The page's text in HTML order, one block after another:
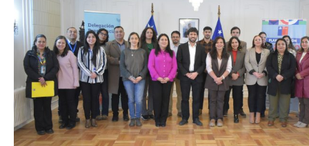
GALERIA DE FOTOS
APP MÓVIL
TRANSPARENCIA